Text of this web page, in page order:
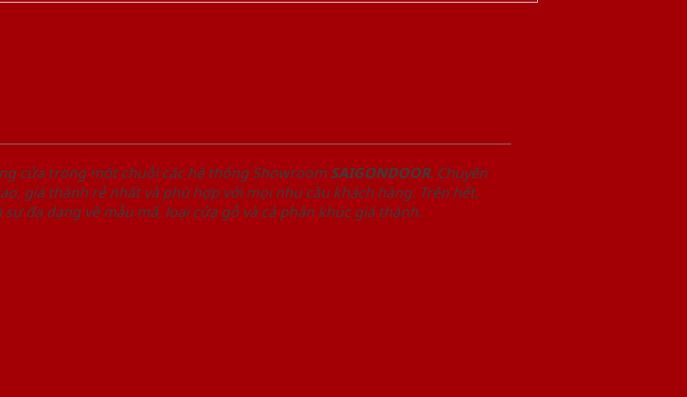
cửa trong một chuỗi các hệ thống Showroom SAIGONDOOR. Chuyên
giá thành rẻ nhất và phù hợp với mọi nhu cầu khách hàng. Trên hết,
sự đa dạng về mẫu mã, loại cửa gỗ và cả phân khúc giá thành.